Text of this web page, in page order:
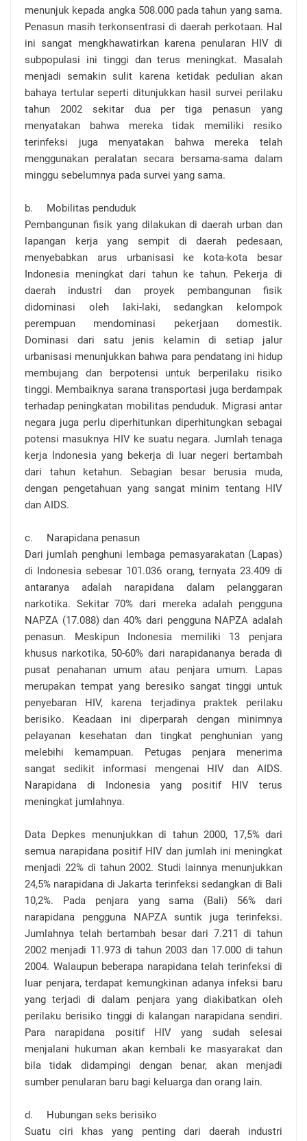
menunjuk kepada angka 508.000 pada tahun yang sama.
Penasun masih terkonsentrasi di daerah perkotaan. Hal
ini sangat mengkhawatirkan karena penularan HIV di
subpopulasi ini tinggi dan terus meningkat. Masalah
menjadi semakin sulit karena ketidak pedulian akan
bahaya tertular seperti ditunjukkan hasil survei perilaku
tahun 2002 sekitar dua per tiga penasun yang
menyatakan bahwa mereka tidak memiliki resiko
terinfeksi juga menyatakan bahwa mereka telah
menggunakan peralatan secara bersama-sama dalam
minggu sebelumnya pada survei yang sama.
b.
Mobilitas penduduk
Pembangunan fisik yang dilakukan di daerah urban dan
lapangan kerja yang sempit di daerah pedesaan,
menyebabkan arus urbanisasi ke kota-kota besar
Indonesia meningkat dari tahun ke tahun. Pekerja di
daerah industri dan proyek pembangunan fisik
didominasi oleh laki-laki, sedangkan kelompok
perempuan mendominasi pekerjaan domestik.
Dominasi dari satu jenis kelamin di setiap jalur
urbanisasi menunjukkan bahwa para pendatang ini hidup
membujang dan berpotensi untuk berperilaku risiko
tinggi. Membaiknya sarana transportasi juga berdampak
terhadap peningkatan mobilitas penduduk. Migrasi antar
negara juga perlu diperhitunkan diperhitungkan sebagai
potensi masuknya HIV ke suatu negara. Jumlah tenaga
kerja Indonesia yang bekerja di luar negeri bertambah
dari tahun ketahun. Sebagian besar berusia muda,
dengan pengetahuan yang sangat minim tentang HIV
dan AIDS.
c.
Narapidana penasun
Dari jumlah penghuni lembaga pemasyarakatan (Lapas)
di Indonesia sebesar 101.036 orang, ternyata 23.409 di
antaranya adalah narapidana dalam pelanggaran
narkotika. Sekitar 70% dari mereka adalah pengguna
NAPZA (17.088) dan 40% dari pengguna NAPZA adalah
penasun. Meskipun Indonesia memiliki 13 penjara
khusus narkotika, 50-60% dari narapidananya berada di
pusat penahanan umum atau penjara umum. Lapas
merupakan tempat yang beresiko sangat tinggi untuk
penyebaran HIV, karena terjadinya praktek perilaku
berisiko. Keadaan ini diperparah dengan minimnya
pelayanan kesehatan dan tingkat penghunian yang
melebihi kemampuan. Petugas penjara menerima
sangat sedikit informasi mengenai HIV dan AIDS.
Narapidana di Indonesia yang positif HIV terus
meningkat jumlahnya.
Data Depkes menunjukkan di tahun 2000, 17,5% dari
semua narapidana positif HIV dan jumlah ini meningkat
menjadi 22% di tahun 2002. Studi lainnya menunjukkan
24,5% narapidana di Jakarta terinfeksi sedangkan di Bali
10,2%. Pada penjara yang sama (Bali) 56% dari
narapidana pengguna NAPZA suntik juga terinfeksi.
Jumlahnya telah bertambah besar dari 7.211 di tahun
2002 menjadi 11.973 di tahun 2003 dan 17.000 di tahun
2004. Walaupun beberapa narapidana telah terinfeksi di
luar penjara, terdapat kemungkinan adanya infeksi baru
yang terjadi di dalam penjara yang diakibatkan oleh
perilaku berisiko tinggi di kalangan narapidana sendiri.
Para narapidana positif HIV yang sudah selesai
menjalani hukuman akan kembali ke masyarakat dan
bila tidak didampingi dengan benar, akan menjadi
sumber penularan baru bagi keluarga dan orang lain.
d.
Hubungan seks berisiko
Suatu ciri khas yang penting dari daerah industri